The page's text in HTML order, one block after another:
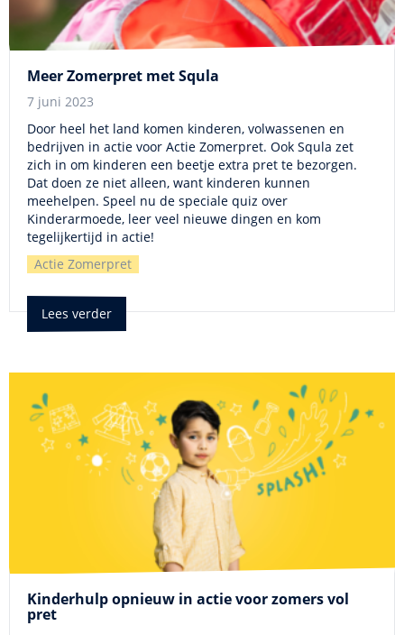
Meer Zomerpret met Squla
7 juni 2023
Door heel het land komen kinderen, volwassenen en
bedrijven in actie voor Actie Zomerpret. Ook Squla zet
zich in om kinderen een beetje extra pret te bezorgen.
Dat doen ze niet alleen, want kinderen kunnen
meehelpen. Speel nu de speciale quiz over
Kinderarmoede, leer veel nieuwe dingen en kom
tegelijkertijd in actie!
Actie Zomerpret
Lees verder
Kinderhulp opnieuw in actie voor zomers vol
pret